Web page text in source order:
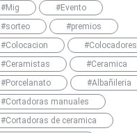
#Mig
#Evento
#sorteo
#premios
#Colocacion
#Colocadores
#Ceramistas
#Ceramica
#Porcelanato
#Albañileria
#Cortadoras manuales
#Cortadoras de ceramica